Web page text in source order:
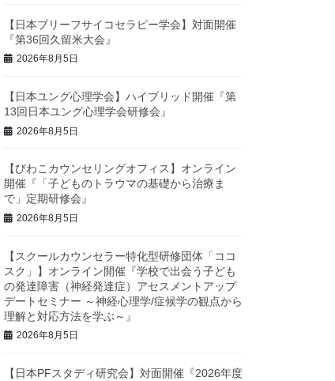
【日本ブリーフサイコセラピー学会】対面開催
『第36回久留米大会』
2026年8月5日
【日本ユング心理学会】ハイブリッド開催『第
13回日本ユング心理学会研修会』
2026年8月5日
【びわこカウンセリングオフィス】オンライン
開催『「子どものトラウマの基礎から治療ま
で」定期研修会』
2026年8月5日
【スクールカウンセラー特化型研修団体「ココ
スク」】オンライン開催『学校で出会う子ども
の発達障害（神経発達症）アセスメントアップ
デートセミナー ～神経心理学/症候学の観点から
理解と対応方法を学ぶ～』
2026年8月5日
【日本PFスタディ研究会】対面開催『2026年度